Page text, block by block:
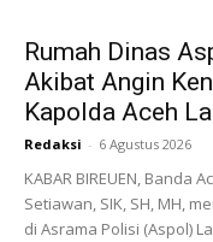
Rumah Dinas
Akibat Angin
Kapolda Aceh
Redaksi - 6 Agustus 2026
KABAR BIREUEN, Banda
Setiawan, SIK, SH, MH,
di Asrama Polisi (Aspol)